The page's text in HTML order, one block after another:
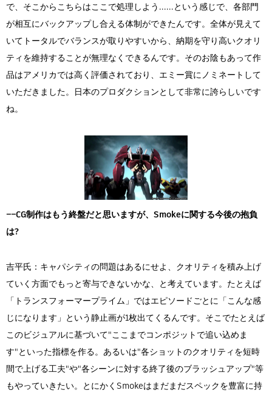
で、そこからこちらはここで処理しよう......という感じで、各部門
が相互にバックアップし合える体制ができたんです。全体が見えて
いてトータルでバランスが取りやすいから、納期を守り高いクオリ
ティを維持することが無理なくできるんです。そのお陰もあって作
品はアメリカでは高く評価されており、エミー賞にノミネートして
いただきました。日本のプロダクションとして非常に誇らしいです
ね。
――CG制作はもう終盤だと思いますが、Smokeに関する今後の抱負
は?
吉平氏：キャパシティの問題はあるにせよ、クオリティを積み上げ
ていく方面でもっと寄与できないかな、と考えています。たとえば
「トランスフォーマープライム」ではエピソードごとに「こんな感
じになります」という静止画が1枚出てくるんです。そこでたとえば
このビジュアルに基づいて"ここまでコンポジットで追い込めま
す"といった指標を作る。あるいは"各ショットのクオリティを短時
間で上げる工夫"や"各シーンに対する終了後のブラッシュアップ"等
もやっていきたい。とにかくSmokeはまだまだスペックを豊富に持